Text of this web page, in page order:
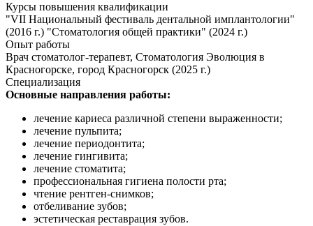
Курсы повышения квалификации
"VII Национальный фестиваль дентальной имплантологии"
(2016 г.) "Стоматология общей практики" (2024 г.)
Опыт работы
Врач стоматолог-терапевт, Стоматология Эволюция в
Красногорске, город Красногорск (2025 г.)
Специализация
Основные направления работы:
лечение кариеса различной степени выраженности;
лечение пульпита;
лечение периодонтита;
лечение гингивита;
лечение стоматита;
профессиональная гигиена полости рта;
чтение рентген-снимков;
отбеливание зубов;
эстетическая реставрация зубов.